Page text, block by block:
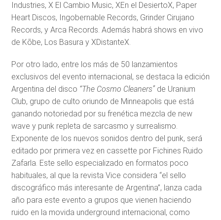
Industries, X El Cambio Music, XEn el DesiertoX, Paper
Heart Discos, Ingobernable Records, Grinder Cirujano
Records, y Arca Records. Además habrá shows en vivo
de Kōbe, Los Basura y XDistanteX.
Por otro lado, entre los más de 50 lanzamientos
exclusivos del evento internacional, se destaca la edición
Argentina del disco “The Cosmo Cleaners”de Uranium
Club, grupo de culto oriundo de Minneapolis que está
ganando notoriedad por su frenética mezcla de new
wave y punk repleta de sarcasmo y surrealismo.
Exponente de los nuevos sonidos dentro del punk, será
editado por primera vez en cassette por Fichines Ruido
Zafarla. Este sello especializado en formatos poco
habituales, al que la revista Vice considera “el sello
discográfico más interesante de Argentina”, lanza cada
año para este evento a grupos que vienen haciendo
ruido en la movida underground internacional, como